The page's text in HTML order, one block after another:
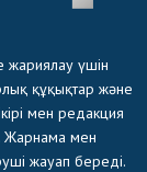
жариялау үшін
құқықтар және
мен редакция
Жарнама мен
жауап береді.